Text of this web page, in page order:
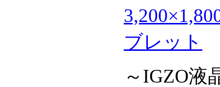
ブレット
～IGZO液